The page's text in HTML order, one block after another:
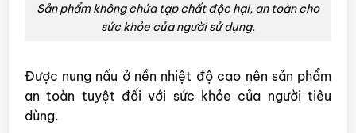
Sản phẩm không chứa tạp chất độc hại, an toàn cho
sức khỏe của người sử dụng.
Được nung nấu ở nền nhiệt độ cao nên sản phẩm
an toàn tuyệt đối với sức khỏe của người tiêu
dùng.